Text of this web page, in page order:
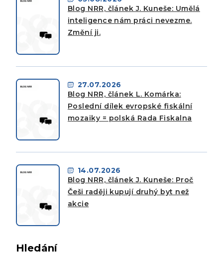
Blog NRR, článek J. Kuneše: Umělá
inteligence nám práci nevezme.
Změní ji.
27.07.2026
Blog NRR, článek L. Komárka:
Poslední dílek evropské fiskální
mozaiky = polská Rada Fiskalna
14.07.2026
Blog NRR, článek J. Kuneše: Proč
Češi raději kupují druhý byt než
akcie
Hledání